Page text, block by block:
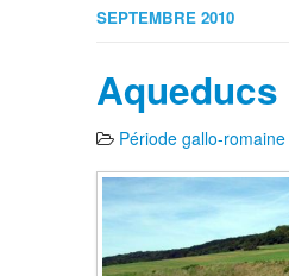
SEPTEMBRE 2010
Période gallo-romaine